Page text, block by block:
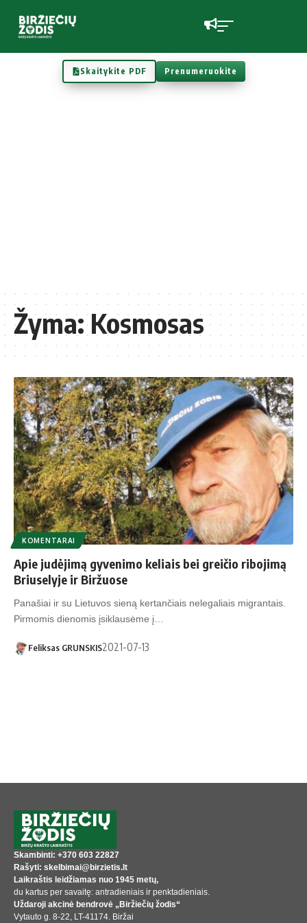
Skaitykite PDF Prenumeruokite
Žyma:Kosmosas
KOMENTARAI
Apie judėjimą gyvenimo keliais bei greičio ribojimą
Briuselyje ir Biržuose
Panašiai ir su Lietuvos sieną kertančiais nelegaliais migrantais.
Pirmomis dienomis įsiklausėme į…
Feliksas GRUNSKIS2021-07-13
Skambinti: +370 603 22827
Rašyti: skelbimai@birzietis.lt
Laikraštis leidžiamas nuo 1945 metų,
du kartus per savaitę: antradieniais ir penktadieniais.
Uždaroji akcinė bendrovė „Biržiečių žodis“
Vytauto g. 8-22, LT-41174. Biržai